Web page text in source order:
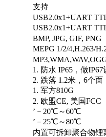
支持
USB2.0x1+UART
USB2.0x1+UART
BMP, JPG, GIF, PNG
MEPG 1/2/4,H.263/
1. 防水 IP65，做IP67
2. 跌落 1.2米，6个面
1. 军方810G
2. 欧盟CE, 美国FCC
’－20℃～60℃
’－25℃～80℃
内置可拆卸聚合物锂